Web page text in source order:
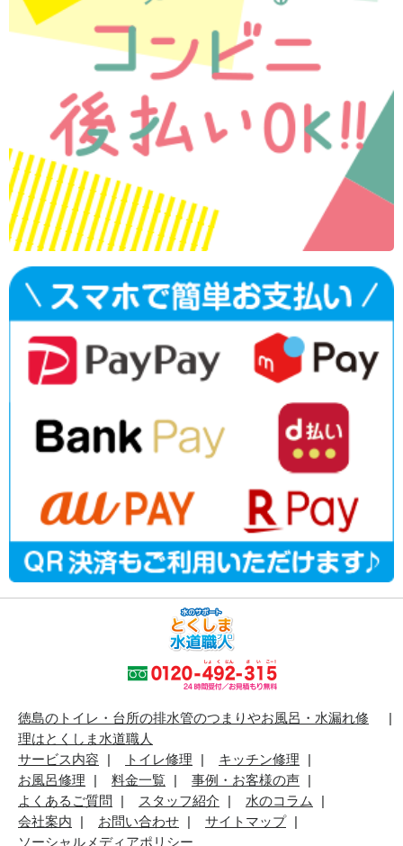
徳島のトイレ・台所の排水管のつまりやお風呂・水漏れ修
理はとくしま水道職人
サービス内容
トイレ修理
キッチン修理
お風呂修理
料金一覧
事例・お客様の声
よくあるご質問
スタッフ紹介
水のコラム
会社案内
お問い合わせ
サイトマップ
ソーシャルメディアポリシー